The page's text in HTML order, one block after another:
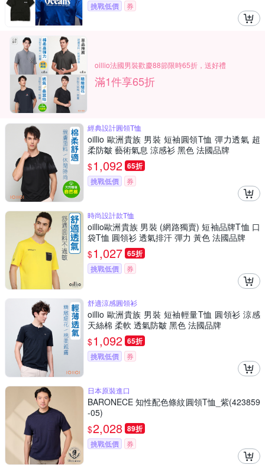
挑戰低價 券
oillio法國男裝歡慶88節限時65折，送好禮
滿1件享65折
經典設計圓領T恤
oillio 歐洲貴族 男裝 短袖圓領T恤 彈力透氣 超
柔防皺 藝術氣息 涼感衫 黑色 法國品牌
$1,092 65折
挑戰低價 券
時尚設計款T恤
oillio歐洲貴族 男裝 (網路獨賣) 短袖品牌T恤 口
袋T恤 圓領衫 透氣排汗 彈力 黃色 法國品牌
$1,027 65折
挑戰低價 券
舒適涼感圓領衫
oillio 歐洲貴族 男裝 短袖輕量T恤 圓領衫 涼感
天絲棉 柔軟 透氣防皺 黑色 法國品牌
$1,092 65折
挑戰低價 券
日本原裝進口
BARONECE 知性配色條紋圓領T恤_紫(423859
-05)
$2,028 89折
挑戰低價 券